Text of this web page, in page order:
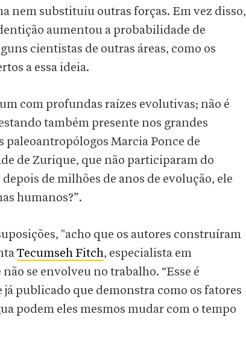
nem substituiu outras forças. Em vez disso,
aumentou a probabilidade de
cientistas de outras áreas, como os
a essa ideia.
com profundas raízes evolutivas; não é
também presente nos grandes
Marcia Ponce de
de Zurique, que não participaram do
de milhões de anos de evolução, ele
humanos?”.
"acho que os autores construíram
Tecumseh Fitch, especialista em
se envolveu no trabalho. “Esse é
publicado que demonstra como os fatores
podem eles mesmos mudar com o tempo